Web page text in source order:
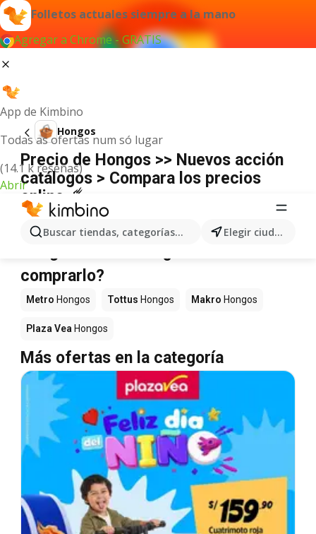
Folletos actuales siempre a la mano
Agregar a Chrome - GRATIS
App de Kimbino
Todas as ofertas num só lugar
(14.1 k reseñas)
Abrir
Buscar tiendas, categorías, productos... Elegir ciudad
Hongos
Precio de Hongos >> Nuevos acción
catálogos > Compara los precios
online ☄️
No hemos encontrado resultados para este
término.
comprarlo?
Metro Hongos Tottus Hongos Makro Hongos
Plaza Vea Hongos
Más ofertas en la categoría